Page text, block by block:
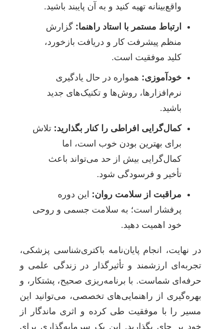
واقع‌بینانه تهیه کنید و به آن پایبند باشید.
ارتباط مستمر با استاد راهنما: گزارش
منظم پیشرفت کار و دریافت بازخورد،
کلید موفقیت است.
خودآموزی: همواره در حال یادگیری
نرم‌افزارها، روش‌ها و تکنیک‌های جدید
باشید.
کمال‌گرایی افراطی را کنار بگذارید: تلاش
برای بهترین بودن خوب است، اما
کمال‌گرایی بیش از حد می‌تواند باعث
تأخیر و فرسودگی شود.
مراقبت از سلامت روان: این دوره
پرفشار است؛ به سلامت جسمی و روحی
خود اهمیت دهید.
در نهایت، انجام پایان‌نامه باکتری‌شناسی پزشکی،
تجربه‌ای ارزشمند و تأثیرگذار در زندگی علمی و
حرفه‌ای شماست. با برنامه‌ریزی صحیح، پشتکار، و
بهره‌گیری از راهنمایی‌های تخصصی، می‌توانید این
مسیر را با موفقیت طی کرده و اثری ماندگار از
خود بر جای بگذارید. این یک سرمایه‌گذاری برای